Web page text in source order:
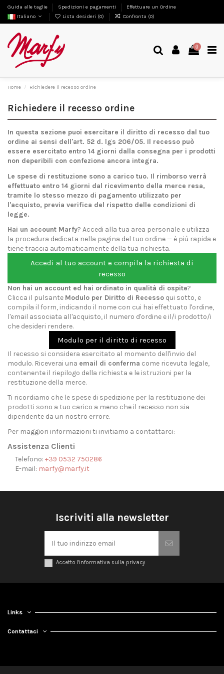
Guida alle taglie Spedizioni e pagamenti
Effettuare un Ordine
Italiano
Lista desideri (0) Confronta (0)
0
Home Richiedere il recesso ordine
Richiedere il recesso ordine
In questa sezione puoi esercitare il diritto di recesso dal tuo
ordine ai sensi dell'art. 52 d. lgs 206/05. Il recesso può
essere esercitato entro 14 giorni dalla consegna per i prodotti
non deperibili con confezione ancora integra.
Le spese di restituzione sono a carico tuo. Il rimborso verrà
effettuato entro 14 giorni dal ricevimento della merce resa,
tramite lo stesso mezzo di pagamento utilizzato per
l'acquisto, previa verifica del rispetto delle condizioni di
legge.
Hai un account Marfy? Accedi alla tua area personale e utilizza
la procedura dedicata nella pagina del tuo ordine — è più rapida e
tiene traccia automaticamente della tua richiesta.
Accedi al tuo account e compila la richiesta di
recesso
Non hai un account ed hai ordinato in qualità di ospite?
Clicca il pulsante Modulo per Diritto di Recesso qui sotto, e
compila il form, indicando il nome con cui hai effettuato l'ordine,
l'email associata all'acquisto, il numero d'ordine e il/i prodotto/i
che desideri rendere.
Modulo per il diritto di recesso
Il recesso si considera esercitato al momento dell'invio del
modulo. Riceverai una email di conferma come ricevuta legale,
contenente il riepilogo della richiesta e le istruzioni per la
restituzione della merce.
Ti ricordiamo che le spese di spedizione per la restituzione dei
prodotti sono a tuo carico a meno che il recesso non sia
dipendente da un nostro errore.
Per maggiori informazioni ti invitiamo a contattarci:
Assistenza Clienti
Telefono: +39 0532 750286
E-mail: marfy@marfy.it
Iscriviti alla newsletter
Accetto l'informativa sulla privacy
Links
Contattaci